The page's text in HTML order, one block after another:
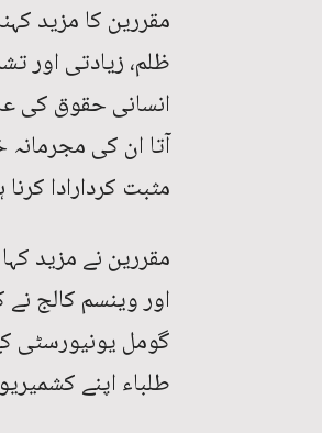
مقررین کا مزید
ظلم، زیادتی اور
انسانی حقوق کی
آتا ان کی مجرمانہ
مثبت کردارادا کرنا
مقررین نے مزید
اور وینسم کالج
گومل یونیورسٹی
طلباء اپنے